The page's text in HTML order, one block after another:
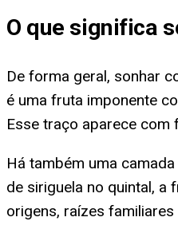
O que significa
De forma geral, sonhar
é uma fruta imponente
Esse traço aparece com
Há também uma
de siriguela no quintal, a
origens, raízes